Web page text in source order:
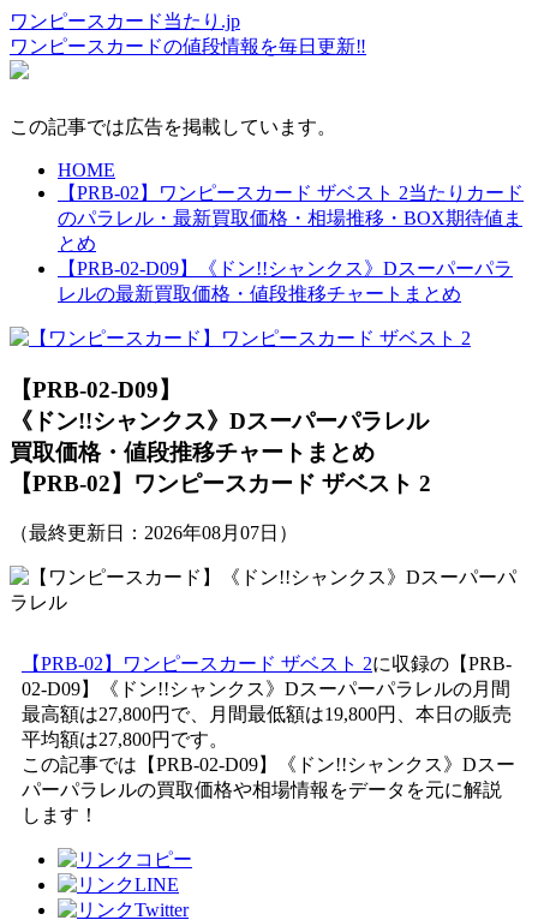
ワンピースカード当たり.jp
ワンピースカードの値段情報を毎日更新‼
この記事では広告を掲載しています。
HOME
【PRB-02】ワンピースカード ザベスト 2当たりカード
のパラレル・最新買取価格・相場推移・BOX期待値ま
とめ
【PRB-02-D09】《ドン!!シャンクス》Dスーパーパラ
レルの最新買取価格・値段推移チャートまとめ
【PRB-02-D09】
《ドン!!シャンクス》Dスーパーパラレル
買取価格・値段推移チャートまとめ
【PRB-02】ワンピースカード ザベスト 2
（最終更新日： 2026年08月07日 ）
【PRB-02】ワンピースカード ザベスト 2に収録の【PRB-
02-D09】《ドン!!シャンクス》Dスーパーパラレルの月間
最高額は27,800円で、月間最低額は19,800円、本日の販売
平均額は27,800円です。
この記事では【PRB-02-D09】《ドン!!シャンクス》Dスー
パーパラレルの買取価格や相場情報をデータを元に解説
します！